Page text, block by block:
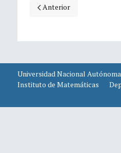
Artículo anterior:
Anterior
Universidad Nacional
Instituto de Matemáticas